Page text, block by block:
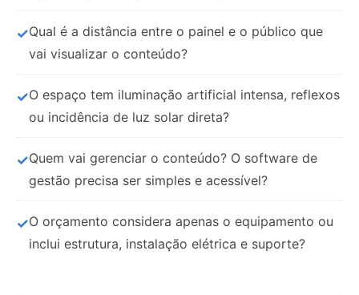
Qual é a distância entre o painel e o público que
vai visualizar o conteúdo?
O espaço tem iluminação artificial intensa, reflexos
ou incidência de luz solar direta?
Quem vai gerenciar o conteúdo? O software de
gestão precisa ser simples e acessível?
O orçamento considera apenas o equipamento ou
inclui estrutura, instalação elétrica e suporte?